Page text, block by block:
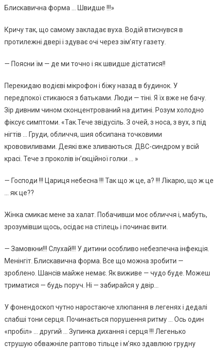
Блискавична форма … Швидше !!!»
Кричу так, що самому закладає вуха. Водій втиснувся в
протилежні двері і здуває очі через зім’яту газету.
— Поясни їм — де ми точно і як швидше дістатися!!
Перекидаю водієві мікрофон і біжу назад в будинок. У
передпокої стикаюся з батьками. Люди — тіні. Я їх вже не бачу.
Зір дивним чином сконцентрований на дитині. Розум холодно
фіксує симптоми. «Так.Тече звідусіль. З очей, з носа, з вух, з під
нігтів … Груди, обличчя, шия обсипана точковими
крововиливами. Деякі вже зливаються. ДВС-синдром у всій
красі. Тече з проколів ін’єкційної голки … »
— Господи !!! Цариця небесна !!! Так що ж це, а? !!! Лікарю, що ж це
… як це??
Жінка смикає мене за халат. Побачивши моє обличчя і, мабуть,
зрозумівши щось, осідає на стілець і починає вити.
— Замовкни!!! Слухай!!! У дитини особливо небезпечна інфекція.
Менінгіт. Блискавична форма. Все що можна зробити —
зроблено. Шансів майже немає. Як виживе — чудо буде. Можеш
триматися — будь поруч. Ні — забирайся у двір…
У фонендоскоп чутно наростаюче хлюпання в легенях і дедалі
слабші тони серця. Починається порушення ритму … Ось один
«пробіл» … другий … Зупинка дихання і серця !!! Легенько
струшую обважніле раптово тільце і м’яко здавлюю грудну